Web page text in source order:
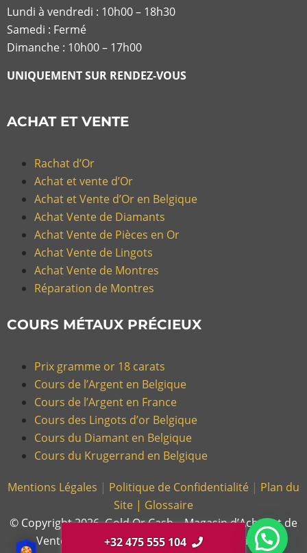
+32 475 555 104
Lundi à vendredi : 10h00 – 18h30
Samedi : Fermé
Dimanche : 10h00 – 17h00
UNIQUEMENT SUR RENDEZ-VOUS
ACHAT ET VENTE
Rachat d’Or
Achat et vente d’Or
Achat et Vente d’Or en Belgique
Achat Vente de Diamants
Achat Vente de Pièces en Or
Achat Vente de Lingots
Achat Vente de Montres
Réparation de Montres
COURS MÉTAUX PRÉCIEUX
Prix gramme or 18 carats
Cours de l’Argent en Belgique
Cours de l’Argent en France
Cours des Lingots d’or Belgique
Cours du Diamant en Belgique
Cours du Krugerrand en Belgique
Mentions Légales | Politique de Confidentialité | Plan du
Site | Glossaire
© Copyright 2026, Gold Or Cash – Magasin d’Achat et de
Vente d’Or et Bijoux en France et en Belgique.